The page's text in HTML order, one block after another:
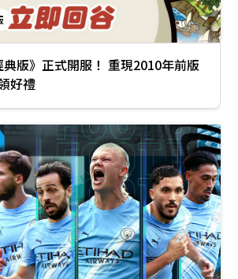
典版》正式開服！ 重現2010年前版
好禮